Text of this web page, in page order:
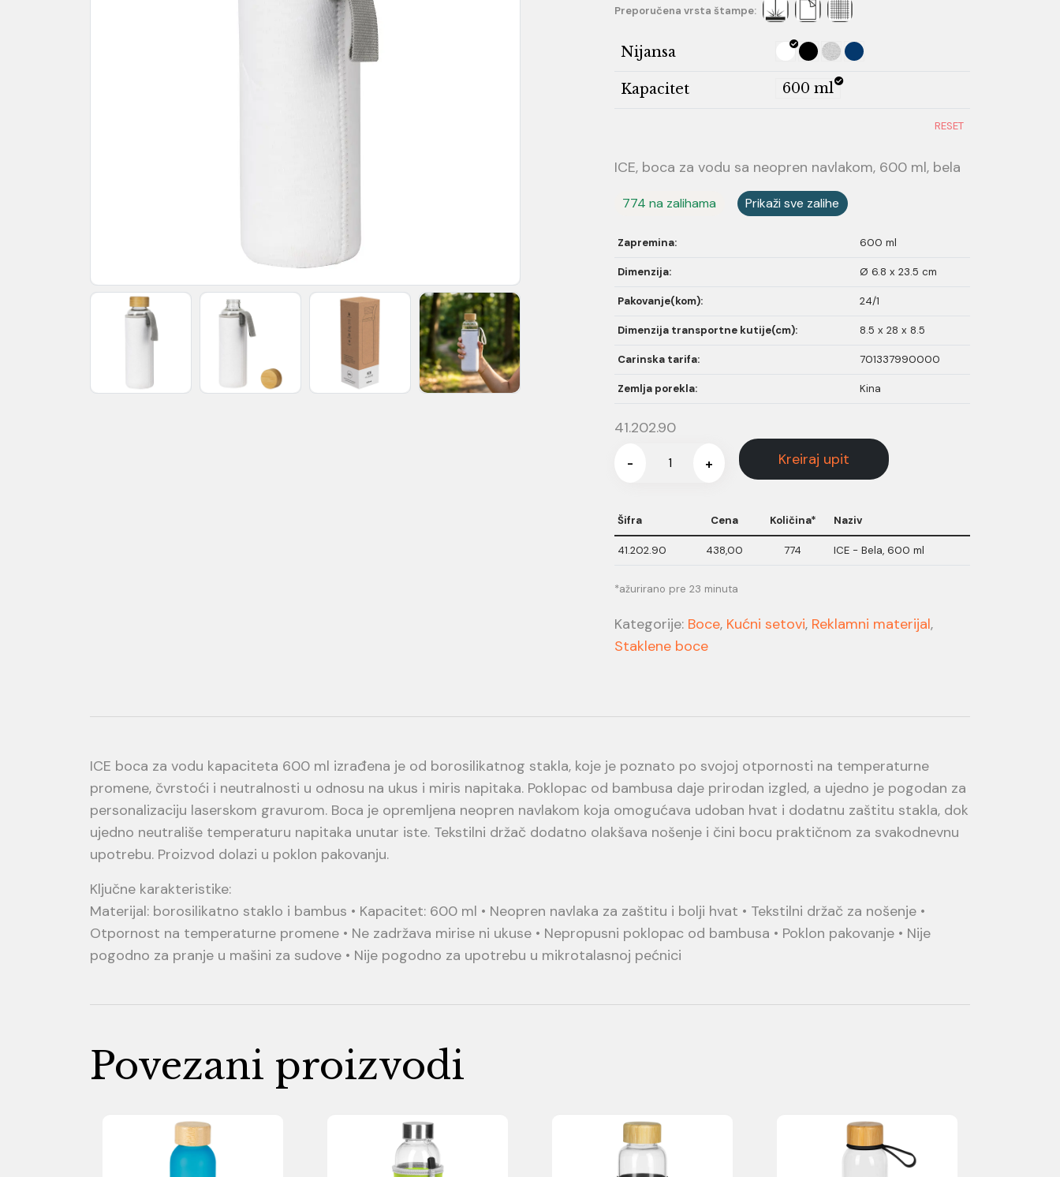
Preporučena vrsta štampe:
Nijansa
Kapacitet 600 ml
RESET
ICE, boca za vodu sa neopren navlakom, 600 ml, bela
774 na zalihama Prikaži sve zalihe
Zapremina: 600 ml
Dimenzija: Ø 6.8 x 23.5 cm
Pakovanje(kom): 24/1
Dimenzija transportne kutije(cm): 8.5 x 28 x 8.5
Carinska tarifa: 701337990000
Zemlja porekla: Kina
41.202.90
- + Kreiraj upit
Šifra Cena Količina* Naziv
41.202.90 438,00 774 ICE - Bela, 600 ml
*ažurirano pre 23 minuta
Kategorije: Boce, Kućni setovi, Reklamni materijal,
Staklene boce
ICE boca za vodu kapaciteta 600 ml izrađena je od borosilikatnog stakla, koje je poznato po svojoj otpornosti na temperaturne
promene, čvrstoći i neutralnosti u odnosu na ukus i miris napitaka. Poklopac od bambusa daje prirodan izgled, a ujedno je pogodan za
personalizaciju laserskom gravurom. Boca je opremljena neopren navlakom koja omogućava udoban hvat i dodatnu zaštitu stakla, dok
ujedno neutrališe temperaturu napitaka unutar iste. Tekstilni držač dodatno olakšava nošenje i čini bocu praktičnom za svakodnevnu
upotrebu. Proizvod dolazi u poklon pakovanju.
Ključne karakteristike:
Materijal: borosilikatno staklo i bambus • Kapacitet: 600 ml • Neopren navlaka za zaštitu i bolji hvat • Tekstilni držač za nošenje •
Otpornost na temperaturne promene • Ne zadržava mirise ni ukuse • Nepropusni poklopac od bambusa • Poklon pakovanje • Nije
pogodno za pranje u mašini za sudove • Nije pogodno za upotrebu u mikrotalasnoj pećnici
Povezani proizvodi